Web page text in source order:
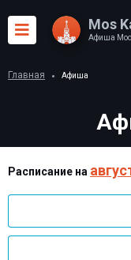
Mos
Афиша
Главная Афиша
Раcписание на